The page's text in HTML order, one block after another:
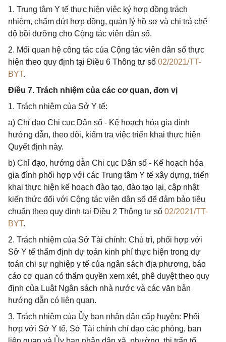
1. Trung tâm Y tế thực hiện việc ký hợp đồng trách
nhiệm, chấm dứt hợp đồng, quản lý hồ sơ và chi trả chế
độ bồi dưỡng cho Cộng tác viên dân số.
2. Mối quan hệ công tác của Cộng tác viên dân số thực
hiện theo quy định tại Điều 6 Thông tư số 02/2021/TT-
BYT.
Điều 7. Trách nhiệm của các cơ quan, đơn vị
1. Trách nhiệm của Sở Y tế:
a) Chỉ đạo Chi cục Dân số - Kế hoạch hóa gia đình
hướng dẫn, theo dõi, kiểm tra việc triển khai thực hiện
Quyết định này.
b) Chỉ đạo, hướng dẫn Chi cục Dân số - Kế hoạch hóa
gia đình phối hợp với các Trung tâm Y tế xây dựng, triển
khai thực hiện kế hoạch đào tạo, đào tạo lại, cập nhật
kiến thức đối với Cộng tác viên dân số để đảm bảo tiêu
chuẩn theo quy định tại Điều 2 Thông tư số 02/2021/TT-
BYT.
2. Trách nhiệm của Sở Tài chính: Chủ trì, phối hợp với
Sở Y tế thẩm định dự toán kinh phí thực hiện trong dự
toán chi sự nghiệp y tế của ngân sách địa phương, báo
cáo cơ quan có thẩm quyền xem xét, phê duyệt theo quy
định của Luật Ngân sách nhà nước và các văn bản
hướng dẫn có liên quan.
3. Trách nhiệm của Ủy ban nhân dân cấp huyện: Phối
hợp với Sở Y tế, Sở Tài chính chỉ đạo các phòng, ban